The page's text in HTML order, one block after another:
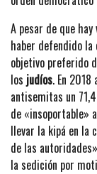
A pesar de que
haber defendido
objetivo preferido
los judíos. En
antisemitas un
de «insoportable»
llevar la kipá en la
de las
la sedición por